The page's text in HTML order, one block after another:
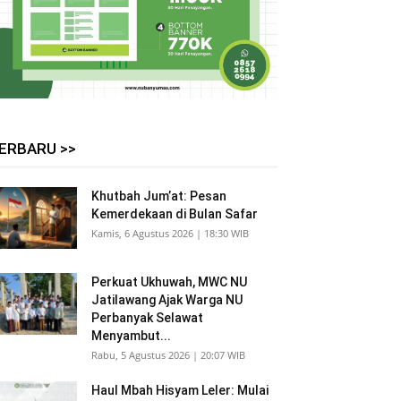
>>
Khutbah Jum’at: Pesan
Kemerdekaan di Bulan Safar
Kamis, 6 Agustus 2026 | 18:30 WIB
Perkuat Ukhuwah, MWC NU
Jatilawang Ajak Warga NU
Perbanyak Selawat
Menyambut...
Rabu, 5 Agustus 2026 | 20:07 WIB
Haul Mbah Hisyam Leler: Mulai